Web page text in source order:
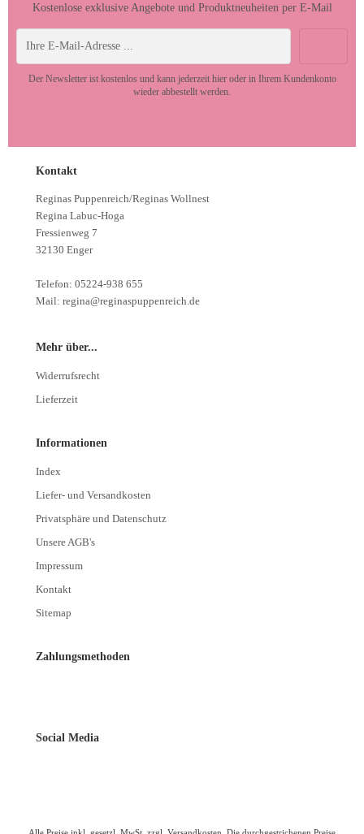
Kostenlose exklusive Angebote und Produktneuheiten per E-Mail
Der Newsletter ist kostenlos und kann jederzeit hier oder in Ihrem Kundenkonto
wieder abbestellt werden.
Kontakt
Reginas Puppenreich/Reginas Wollnest
Regina Labuc-Hoga
Fressienweg 7
32130 Enger
Telefon: 05224-938 655
Mail: regina@reginaspuppenreich.de
Mehr über...
Widerrufsrecht
Lieferzeit
Informationen
Index
Liefer- und Versandkosten
Privatsphäre und Datenschutz
Unsere AGB's
Impressum
Kontakt
Sitemap
Zahlungsmethoden
Social Media